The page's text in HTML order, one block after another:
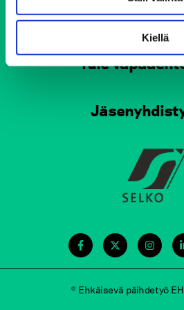
Kiellä
Henkilökunnan
Tule
© Ehkäisevä päihdetyö